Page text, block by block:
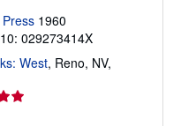
1960
029273414X
West, Reno, NV,